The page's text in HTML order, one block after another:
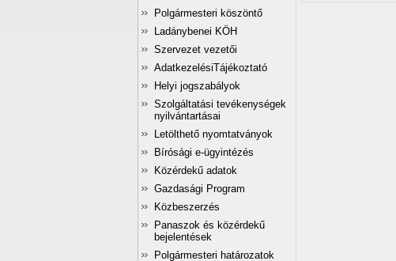
Polgármesteri köszöntő
Ladánybenei KÖH
Szervezet vezetői
AdatkezelésiTájékoztató
Helyi jogszabályok
Szolgáltatási tevékenységek
nyilvántartásai
Letölthető nyomtatványok
Bírósági e-ügyintézés
Közérdekű adatok
Gazdasági Program
Közbeszerzés
Panaszok és közérdekű
bejelentések
Polgármesteri határozatok